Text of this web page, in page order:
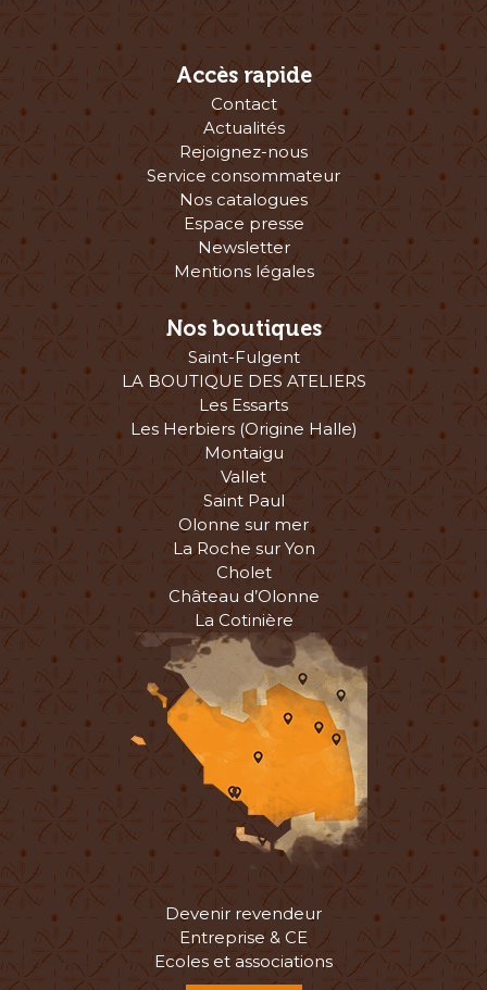
Accès rapide
Contact
Actualités
Rejoignez-nous
Service consommateur
Nos catalogues
Espace presse
Newsletter
Mentions légales
Nos boutiques
Saint-Fulgent
LA BOUTIQUE DES ATELIERS
Les Essarts
Les Herbiers (Origine Halle)
Montaigu
Vallet
Saint Paul
Olonne sur mer
La Roche sur Yon
Cholet
Château d’Olonne
La Cotinière
Devenir revendeur
Entreprise & CE
Ecoles et associations